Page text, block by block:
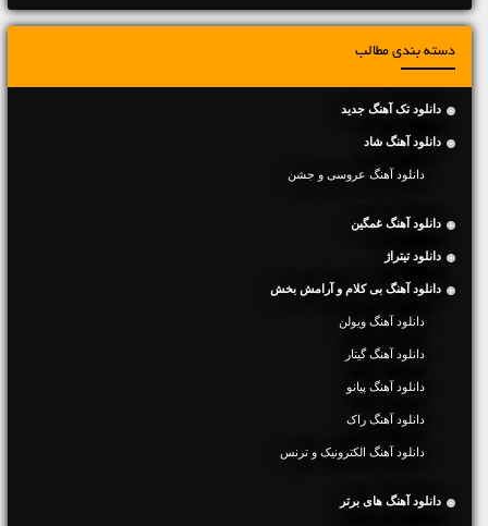
دسته بندی مطالب
دانلود تک آهنگ جدید
دانلود آهنگ شاد
دانلود آهنگ عروسی و جشن
دانلود آهنگ غمگین
دانلود تیتراژ
دانلود آهنگ بی کلام و آرامش بخش
دانلود آهنگ ویولن
دانلود آهنگ گیتار
دانلود آهنگ پیانو
دانلود آهنگ راک
دانلود آهنگ الکترونیک و ترنس
دانلود آهنگ های برتر